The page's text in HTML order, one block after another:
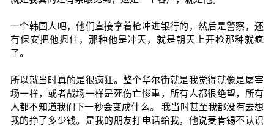
一个韩国人吧，他们直接拿着枪冲进银行的，然后是警察，还
有保安把他摁住，那种他是冲天，就是朝天上开枪那种就疯
了。
所以就当时真的是很疯狂。整个华尔街就是我觉得就像是屠宰
场一样，或者战场一样是死伤亡惨重，所有人都很绝望，所有
人都不知道我们下一秒会变成什么。 我当时甚至我都没有去想
我的挣了多少钱。是我的朋友打电话给我，他说麦肯锡不认识